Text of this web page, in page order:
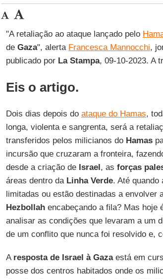
"A retaliação ao ataque lançado pelo
de Gaza", alerta Francesca Mannocchi,
publicado por La Stampa, 09-10-2023. A
Eis o artigo.
Dois dias depois do ataque do Hamas,
longa, violenta e sangrenta, será a
transferidos pelos milicianos do Hamas
incursão que cruzaram a fronteira,
desde a criação de Israel, as forças
áreas dentro da Linha Verde. Até quando
limitadas ou estão destinadas a envolver
Hezbollahencabeçando a fila? Mas hoje
analisar as condições que levaram a um
de um conflito que nunca foi resolvido e,
A resposta de Israel à Gazaestá em
posse dos centros habitados onde os